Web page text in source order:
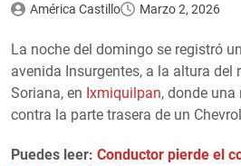
América Castillo Marzo 2, 2026
La noche del domingo se registró
avenida Insurgentes, a la altura del
Soriana, en Ixmiquilpan, donde
contra la parte trasera de un
Puedes leer: Conductor pierde el